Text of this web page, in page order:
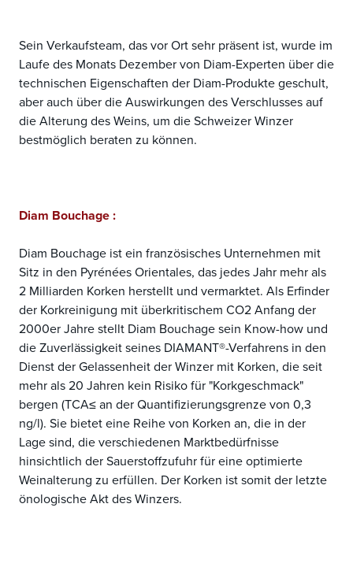
Sein Verkaufsteam, das vor Ort sehr präsent ist, wurde im
Laufe des Monats Dezember von Diam-Experten über die
technischen Eigenschaften der Diam-Produkte geschult,
aber auch über die Auswirkungen des Verschlusses auf
die Alterung des Weins, um die Schweizer Winzer
bestmöglich beraten zu können.
Diam Bouchage :
Diam Bouchage ist ein französisches Unternehmen mit
Sitz in den Pyrénées Orientales, das jedes Jahr mehr als
2 Milliarden Korken herstellt und vermarktet. Als Erfinder
der Korkreinigung mit überkritischem CO2 Anfang der
2000er Jahre stellt Diam Bouchage sein Know-how und
die Zuverlässigkeit seines DIAMANT®-Verfahrens in den
Dienst der Gelassenheit der Winzer mit Korken, die seit
mehr als 20 Jahren kein Risiko für "Korkgeschmack"
bergen (TCA≤ an der Quantifizierungsgrenze von 0,3
ng/l). Sie bietet eine Reihe von Korken an, die in der
Lage sind, die verschiedenen Marktbedürfnisse
hinsichtlich der Sauerstoffzufuhr für eine optimierte
Weinalterung zu erfüllen. Der Korken ist somit der letzte
önologische Akt des Winzers.